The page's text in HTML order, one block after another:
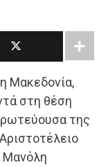
Μακεδονία,
στη θέση
της
Μανόλη